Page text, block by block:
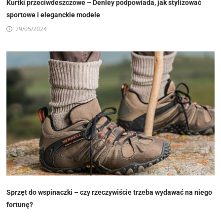
Kurtki przeciwdeszczowe – Denley podpowiada, jak stylizować
sportowe i eleganckie modele
29/05/2024
Sprzęt do wspinaczki – czy rzeczywiście trzeba wydawać na niego
fortunę?